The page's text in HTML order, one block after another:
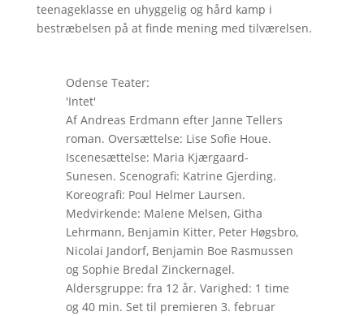
teenageklasse en uhyggelig og hård kamp i
bestræbelsen på at finde mening med tilværelsen.
Odense Teater:
'Intet'
Af Andreas Erdmann efter Janne Tellers
roman. Oversættelse: Lise Sofie Houe.
Iscenesættelse: Maria Kjærgaard-
Sunesen. Scenografi: Katrine Gjerding.
Koreografi: Poul Helmer Laursen.
Medvirkende: Malene Melsen, Githa
Lehrmann, Benjamin Kitter, Peter Høgsbro,
Nicolai Jandorf, Benjamin Boe Rasmussen
og Sophie Bredal Zinckernagel.
Aldersgruppe: fra 12 år. Varighed: 1 time
og 40 min. Set til premieren 3. februar